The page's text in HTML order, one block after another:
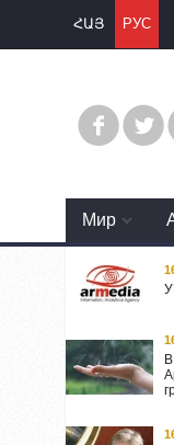
ՀԱՅ РУС
Mир